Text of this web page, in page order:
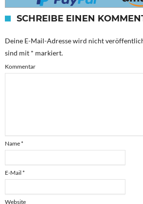
SCHREIBE EINEN
Deine E-Mail-Adresse wird nicht
sind mit * markiert.
Kommentar
Name*
E-Mail *
Website